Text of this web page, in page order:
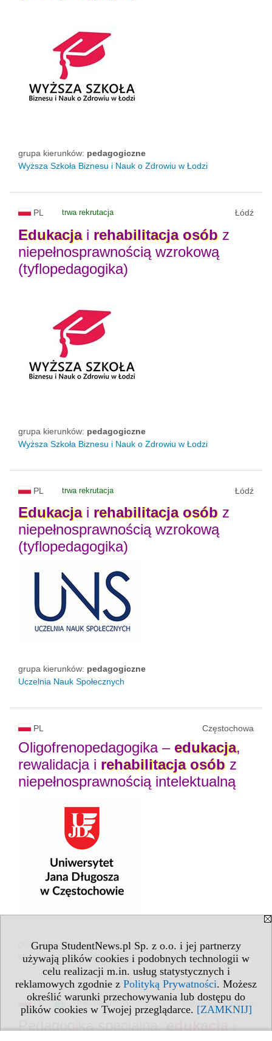
Grupa StudentNews.pl Sp. z o.o. i jej partnerzy
używają plików cookies i podobnych technologii w
celu realizacji m.in. usług statystycznych i
reklamowych zgodnie z Polityką Prywatności. Możesz
określić warunki przechowywania lub dostępu do
plików cookies w Twojej przeglądarce. [ZAMKNIJ]
grupa kierunków: pedagogiczne
Wyższa Szkoła Biznesu i Nauk o Zdrowiu w Łodzi
PL trwa rekrutacja Łódź
Edukacjai rehabilitacja osób z
niepełnosprawnością wzrokową
(tyflopedagogika)
grupa kierunków: pedagogiczne
Wyższa Szkoła Biznesu i Nauk o Zdrowiu w Łodzi
PL trwa rekrutacja Łódź
Edukacjai rehabilitacja osób z
niepełnosprawnością wzrokową
(tyflopedagogika)
grupa kierunków: pedagogiczne
Uczelnia Nauk Społecznych
PL Częstochowa
Oligofrenopedagogika – edukacja,
rewalidacja i rehabilitacja osób z
niepełnosprawnością intelektualną
grupa kierunków:pedagogiczne
Uniwersytet Jana Długosza w Częstochowie
PL trwa rekrutacja Dąbrowa Górnicza
Pedagogika specjalna:edukacjai